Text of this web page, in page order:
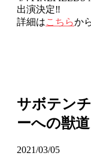
出演決定‼
詳細はこちらか
サボテン
ーへの獣
2021/03/05